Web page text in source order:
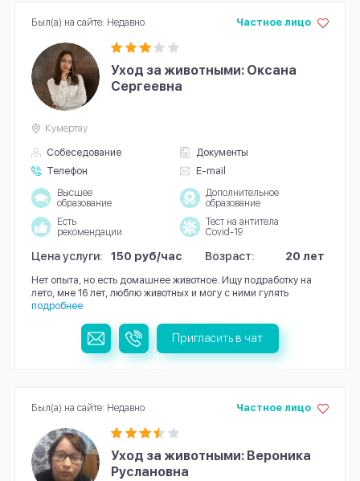
Уход за животными: Оксана
Сергеевна
Собеседование
Документы
Телефон
E-mail
Частное лицо
Кумертау
Высшее
образование
Дополнительное
образование
Есть
рекомендации
Тест на антитела
Covid-19
Цена услуги: 150 руб/час Возраст: 20 лет
Нет опыта, но есть домашнее животное. Ищу подработку на
лето, мне 16 лет, люблю животных и могу с ними гулять
подробнее
Был(а) на сайте: Недавно
Пригласить в чат
Уход за животными: Вероника
Руслановна
Частное лицо
Был(а) на сайте: Недавно